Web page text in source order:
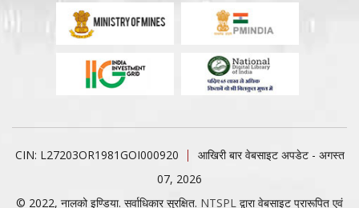
CIN: L27203OR1981GOI000920
आखिरी बार वेबसाइट अपडेट - अगस्त
07, 2026
© 2022, नालको इण्डिया. सर्वाधिकार सुरक्षित. NTSPL द्वारा वेबसाइट प्रारूपित एवं